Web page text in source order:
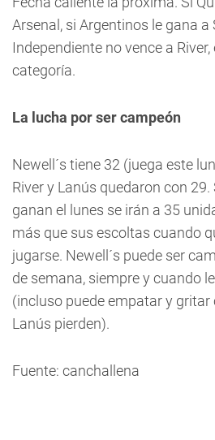
Arsenal, si Argentinos le gana a
Independiente no vence a
categoría.
La lucha por ser campeón
Newell´s tiene 32 (juega este
River y Lanús quedaron con
ganan el lunes se irán a 35
más que sus escoltas cuando
jugarse. Newell´s puede ser
de semana, siempre y cuando
(incluso puede empatar y gritar
Lanús pierden).
Fuente: canchallena